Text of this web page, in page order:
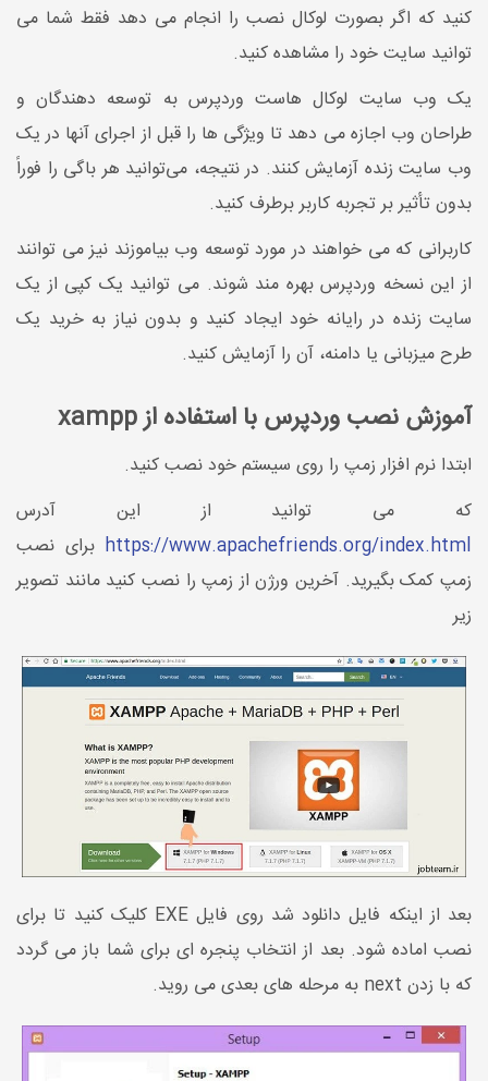
کنید که اگر بصورت لوکال نصب را انجام می دهد فقط شما می
توانید سایت خود را مشاهده کنید.
یک وب سایت لوکال هاست وردپرس به توسعه دهندگان و
طراحان وب اجازه می دهد تا ویژگی ها را قبل از اجرای آنها در یک
وب سایت زنده آزمایش کنند. در نتیجه، می‌توانید هر باگی را فوراً
بدون تأثیر بر تجربه کاربر برطرف کنید.
کاربرانی که می خواهند در مورد توسعه وب بیاموزند نیز می توانند
از این نسخه وردپرس بهره مند شوند. می توانید یک کپی از یک
سایت زنده در رایانه خود ایجاد کنید و بدون نیاز به خرید یک
طرح میزبانی یا دامنه، آن را آزمایش کنید.
آموزش نصب وردپرس با استفاده از xampp
ابتدا نرم افزار زمپ را روی سیستم خود نصب کنید.
که می توانید از این آدرس
https://www.apachefriends.org/index.html برای نصب
زمپ کمک بگیرید. آخرین ورژن از زمپ را نصب کنید مانند تصویر
زیر
بعد از اینکه فایل دانلود شد روی فایل EXE کلیک کنید تا برای
نصب اماده شود. بعد از انتخاب پنجره ای برای شما باز می گردد
که با زدن next به مرحله های بعدی می روید.